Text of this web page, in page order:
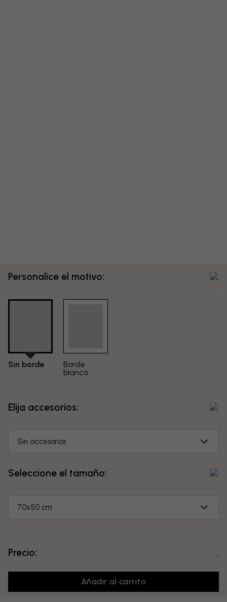
Personalice el motivo:
Sin borde
Borde
blanco
Elija accesorios:
Sin accesorios
Seleccione el tamaño:
70x50 cm
Precio:
Añadir al carrito